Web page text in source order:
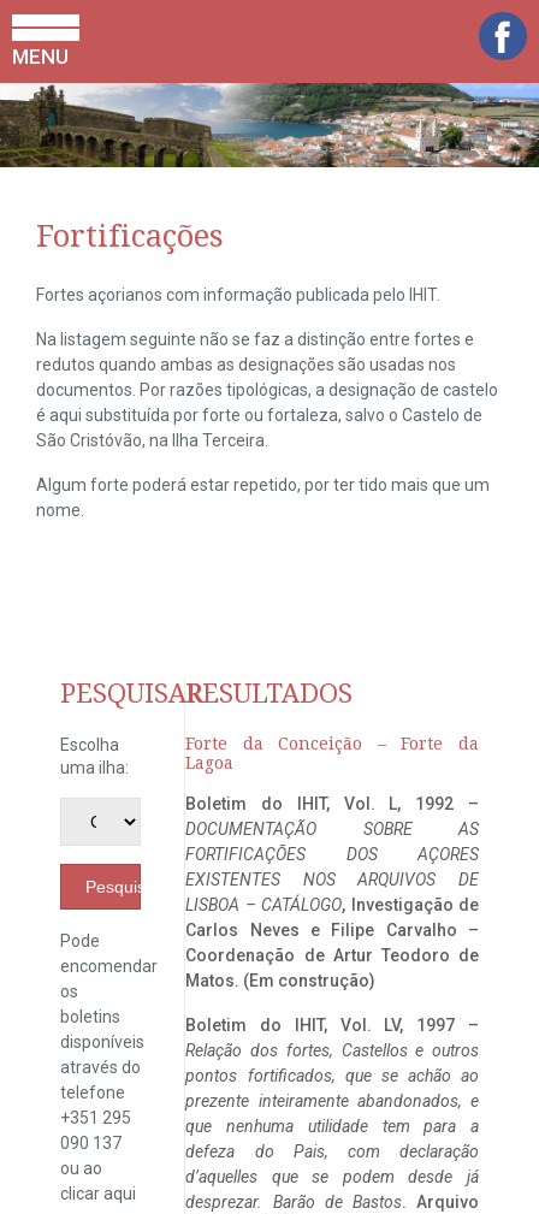
MENU
Fortificações
Fortes açorianos com informação publicada pelo IHIT.
Na listagem seguinte não se faz a distinção entre fortes e
redutos quando ambas as designações são usadas nos
documentos. Por razões tipológicas, a designação de castelo
é aqui substituída por forte ou fortaleza, salvo o Castelo de
São Cristóvão, na Ilha Terceira.
Algum forte poderá estar repetido, por ter tido mais que um
nome.
PESQUISAR
Escolha
uma ilha:
Pesquisar
Pode
encomendar
os
boletins
disponíveis
através do
telefone
+351 295
090 137
ou ao
clicaraqui
RESULTADOS
Forte da Conceição – Forte da
Lagoa
Boletim do IHIT, Vol. L, 1992 –
DOCUMENTAÇÃO SOBRE AS
FORTIFICAÇÕES DOS AÇORES
EXISTENTES NOS ARQUIVOS DE
LISBOA – CATÁLOGO, Investigação de
Carlos Neves e Filipe Carvalho –
Coordenação de Artur Teodoro de
Matos. (Em construção)
Boletim do IHIT, Vol. LV, 1997 –
Relação dos fortes, Castellos e outros
pontos fortificados, que se achão ao
prezente inteiramente abandonados, e
que nenhuma utilidade tem para a
defeza do Pais, com declaração
d’aquelles que se podem desde já
desprezar. Barão de Bastos. Arquivo